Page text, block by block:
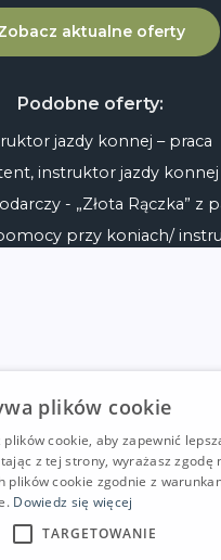
aktualne oferty
Podobne oferty:
jazdy konnej – praca
instruktor jazdy konnej
- „Złota Rączka” z
przy koniach/
plików cookie
cookie, aby zapewnić
z tej strony, wyrażasz zgodę
plików cookie zgodnie z
Dowiedz się więcej
TARGETOWANIE